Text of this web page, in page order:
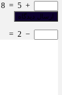
+
5
=
8
−
2
=